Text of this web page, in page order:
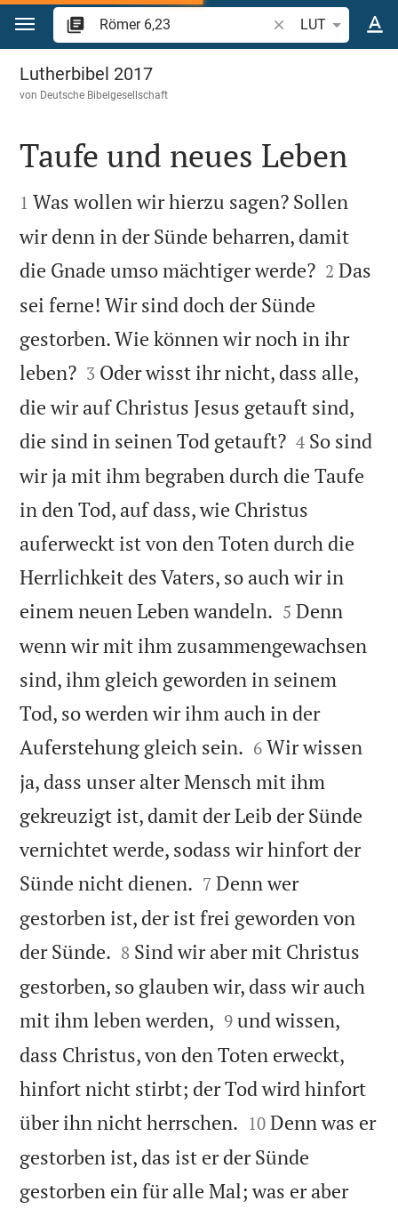
Zum Inhalt springen
Bibelstelle oder
LUT
Römer 6
Lutherbibel 2017
von Deutsche Bibelgesellschaft

Taufe und neues Leben

1 Was wollen wir hierzu sagen? Sollen
wir denn in der Sünde beharren, damit
die Gnade umso mächtiger werde?
2 Das
sei ferne! Wir sind doch der Sünde
gestorben. Wie können wir noch in ihr
leben?
3 Oder wisst ihr nicht, dass alle,
die wir auf Christus Jesus getauft sind,
die sind in seinen Tod getauft?
4 So sind
wir ja mit ihm begraben durch die Taufe
in den Tod, auf dass, wie Christus
auferweckt ist von den Toten durch die
Herrlichkeit des Vaters, so auch wir in
einem neuen Leben wandeln. 

5 Denn
wenn wir mit ihm zusammengewachsen
sind, ihm gleich geworden in seinem
Tod, so werden wir ihm auch in der
Auferstehung gleich sein. 

6 Wir wissen
ja, dass unser alter Mensch mit ihm
gekreuzigt ist, damit der Leib der Sünde
vernichtet werde, sodass wir hinfort der
Sünde nicht dienen. 

7 Denn wer
gestorben ist, der ist frei geworden von
der Sünde. 

8 Sind wir aber mit Christus
gestorben, so glauben wir, dass wir auch
mit ihm leben werden, 

9 und wissen,
dass Christus, von den Toten erweckt,
hinfort nicht stirbt; der Tod wird hinfort
über ihn nicht herrschen. 

10 Denn was er
gestorben ist, das ist er der Sünde
gestorben ein für alle Mal; was er aber